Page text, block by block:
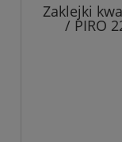
Zaklejki
/ PIRO